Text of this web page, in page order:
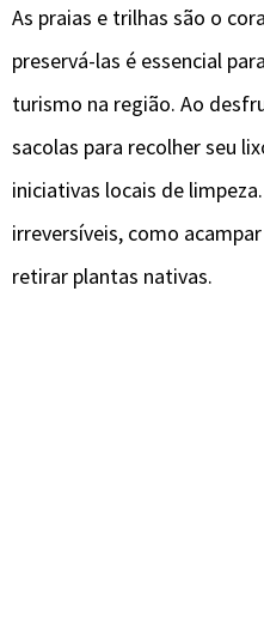
As praias e trilhas são o
preservá-las é essencial
turismo na região. Ao
sacolas para recolher seu
iniciativas locais de
irreversíveis, como
retirar plantas nativas.